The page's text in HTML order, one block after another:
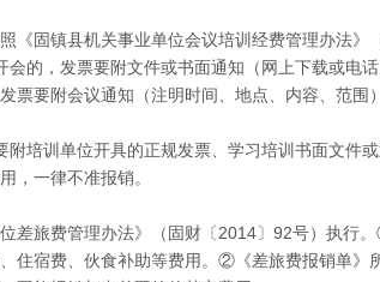
《固镇县机关事业单位会议培训经费管理办法》
的，发票要附文件或书面通知（网上下载或电
票要附会议通知（注明时间、地点、内容、范围
培训单位开具的正规发票、学习培训书面文件
，一律不准报销。
差旅费管理办法》（固财〔2014〕92号）执行
住宿费、伙食补助等费用。②《差旅费报销单》